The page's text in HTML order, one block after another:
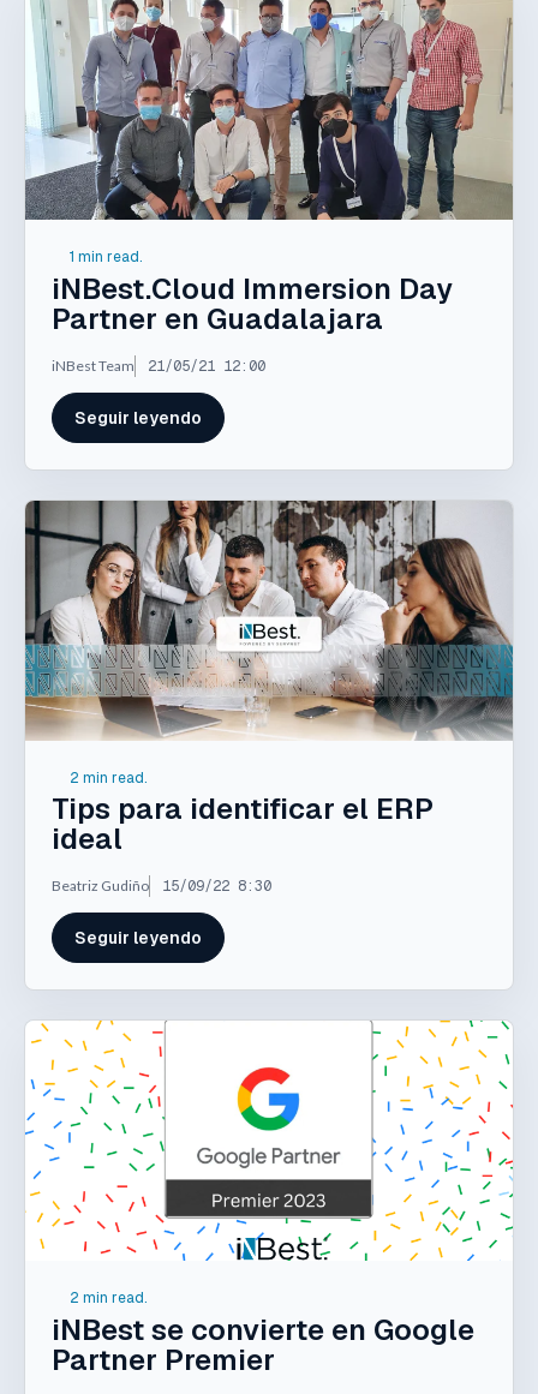
1 min read.
iNBest.Cloud Immersion Day
Partner en Guadalajara
iNBest Team 21/05/21 12:00
Seguir leyendo
2 min read.
Tips para identificar el ERP
ideal
Beatriz Gudiño 15/09/22 8:30
Seguir leyendo
2 min read.
iNBest se convierte en Google
Partner Premier